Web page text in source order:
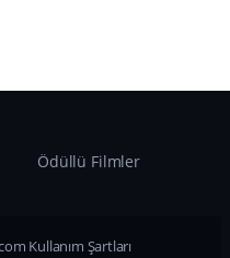
Ödüllü Filmler
Kullanım Şartları